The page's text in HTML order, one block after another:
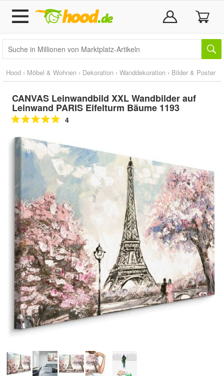
Hood › Möbel & Wohnen › Dekoration › Wanddekoration › Bilder & Poster
CANVAS Leinwandbild XXL Wandbilder auf
Leinwand PARIS Eifelturm Bäume 1193
4
Doppelt antippen zum
vergrößern